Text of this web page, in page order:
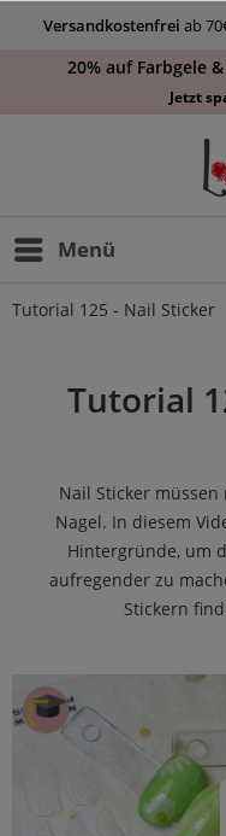
Versandkostenfrei ab
20% auf Farbgele
Jetzt
Menü
Tutorial 125 - Nail Sticker
Tutorial
Nail Sticker
Nagel. In diesem
Hintergründe, um
aufregender zu
Stickern